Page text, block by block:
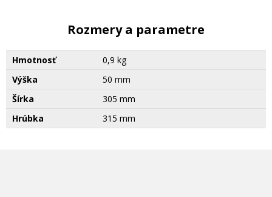
Rozmery a parametre
Hmotnosť
0,9 kg
Výška
50 mm
Šírka
305 mm
Hrúbka
315 mm